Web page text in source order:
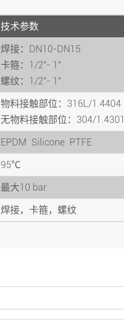
技术参数
焊接：DN10-DN15
卡箍：1/2"- 1"
螺纹：1/2"- 1"
物料接触部位：316L/1.4404
无物料接触部位：304/1.4301
EPDM Silicone PTFE
95℃
最大10 bar
焊接，卡箍，螺纹